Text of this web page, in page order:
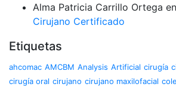
Alma Patricia Carrillo Ortega en
Cirujano Certificado
Etiquetas
ahcomac AMCBM Analysis Artificial cirugía
cirugía oral cirujano cirujano maxilofacial